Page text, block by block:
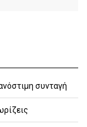
συνταγή